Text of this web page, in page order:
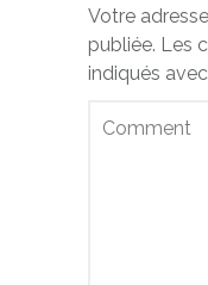
Votre
publiée. Les
indiqués avec